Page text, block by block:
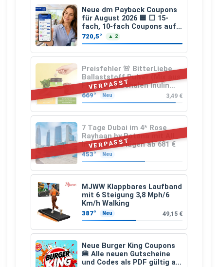
Neue dm Payback Coupons
für August 2026 🟦 ⬜ 15-
fach, 10-fach Coupons auf
den gesamten Einkauf ab 2
€
720,5° ▲ 2
VERPASST
Preisfehler 🚨 BitterLiebe
Ballaststoff Pulver (Mix aus
Flohsamenschalen Inulin
(Präbiotika) Leinsamen &
Apfelfaser)
669° Neu 3,49 €
VERPASST
7 Tage Dubai im 4* Rose
Rayhaan by Rotana mit All
Inclusive & Flügen ab 681 €
453° Neu
MJWW Klappbares Laufband
mit 6 Steigung 3,8 Mph/6
Km/h Walking
387° Neu 49,15 €
Neue Burger King Coupons
🍔 Alle neuen Gutscheine
und Codes als PDF gültig ab